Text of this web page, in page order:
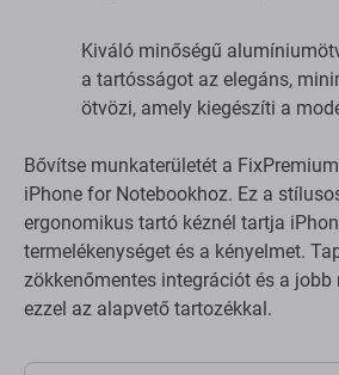
Kiváló minőségű
a tartósságot az elegáns,
ötvözi, amely kiegészíti a
Bővítse munkaterületét a
iPhone for Notebookhoz. Ez a
ergonomikus tartó kéznél tartja
termelékenységet és a kényelmet.
zökkenőmentes integrációt és a
ezzel az alapvető tartozékkal.